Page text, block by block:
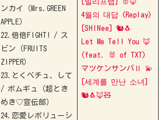
ンカイ（Mrs.GREEN
APPLE）
22.倍倍FIGHT! / ス
ビン（FRUITS
ZIPPER）
23.とくべチュ、して
/ ボムギュ（超とき
めき♡宣伝部）
24.恋愛レボリューシ
4월의 대답 (Replay)
[SHINee] 🐿️🐧
Let Me Tell You 🦊
(feat. 🐰 of TXT)
マツケンサンバⅡ 💫
[세계를 만난 소녀]
🐿️🐧🦊🧸